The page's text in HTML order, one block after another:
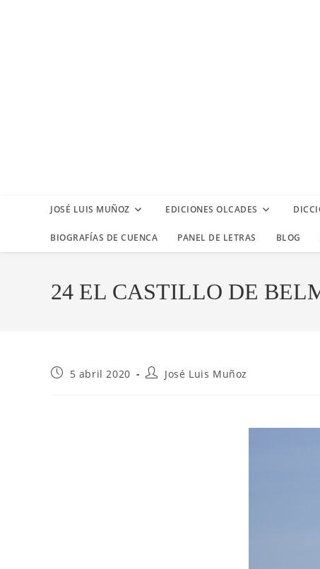
JOSÉ LUIS MUÑOZ EDICIONES OLCADES
BIOGRAFÍAS DE CUENCA PANEL DE LETRAS BLOG
24 EL CASTILLO DE
Publicación
5 abril 2020
AutorJosé Luis Muñoz